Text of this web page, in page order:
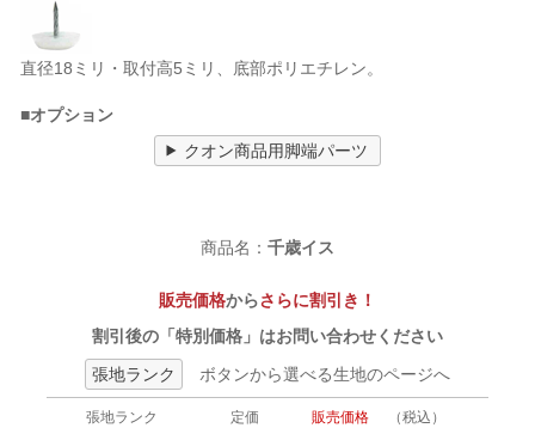
直径18ミリ・取付高5ミリ、底部ポリエチレン。
■オプション
クオン商品用脚端パーツ
商品名： 千歳イス
販売価格からさらに割引き！
割引後の「特別価格」はお問い合わせください
張地ランク
ボタンから選べる生地のページへ
張地ランク 定価 販売価格 （税込）